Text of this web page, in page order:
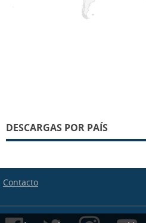
DESCARGAS POR PAÍS
Contacto